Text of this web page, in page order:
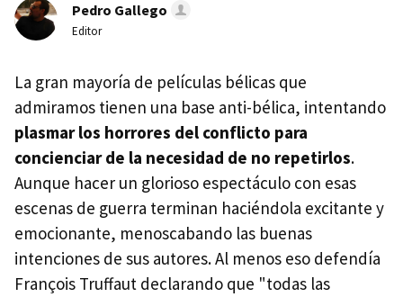
Pedro Gallego
Editor
La gran mayoría de películas bélicas que
admiramos tienen una base anti-bélica, intentando
plasmar los horrores del conflicto para
concienciar de la necesidad de no repetirlos.
Aunque hacer un glorioso espectáculo con esas
escenas de guerra terminan haciéndola excitante y
emocionante, menoscabando las buenas
intenciones de sus autores. Al menos eso defendía
François Truffaut declarando que "todas las